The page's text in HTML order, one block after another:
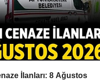
İlanları: 8 Ağustos